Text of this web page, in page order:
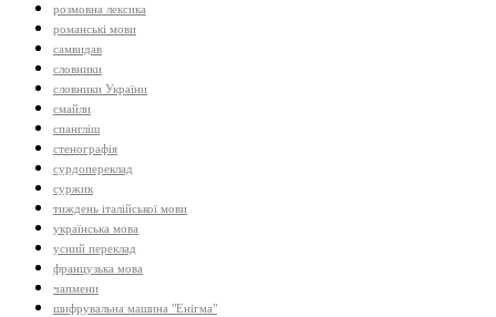
розмовна лексика
романські мови
самвидав
словники
словники України
смайли
спангліш
стенографія
сурдопереклад
суржик
тиждень італійської мови
українська мова
усний переклад
французька мова
чапмени
шифрувальна машина "Енігма"